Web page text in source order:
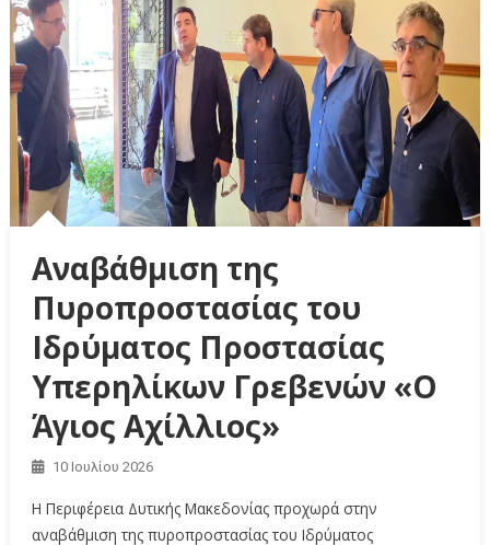
Αναβάθμιση της
Πυροπροστασίας του
Ιδρύματος Προστασίας
Υπερηλίκων Γρεβενών «Ο
Άγιος Αχίλλιος»
10 Ιουλίου 2026
Η Περιφέρεια Δυτικής Μακεδονίας προχωρά στην
αναβάθμιση της πυροπροστασίας του Ιδρύματος